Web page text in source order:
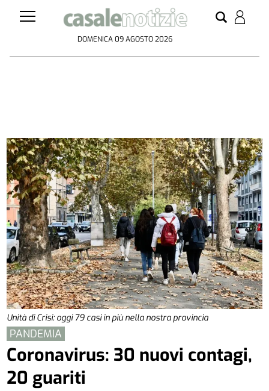
DOMENICA 09 AGOSTO 2026
Unità di Crisi: oggi 79 casi in più nella nostra provincia
PANDEMIA
Coronavirus: 30 nuovi contagi,
20 guariti